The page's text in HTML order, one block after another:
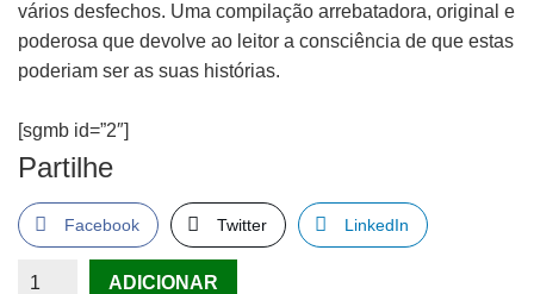
vários desfechos. Uma compilação arrebatadora, original e
poderosa que devolve ao leitor a consciência de que estas
poderiam ser as suas histórias.
[sgmb id=”2″]
Partilhe
Facebook Twitter LinkedIn
QuantidadeADICIONAR